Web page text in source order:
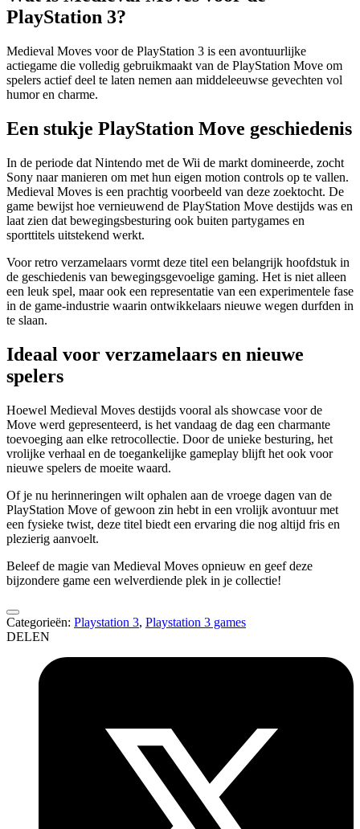
PlayStation 3?
Medieval Moves voor de PlayStation 3 is een avontuurlijke
actiegame die volledig gebruikmaakt van de PlayStation Move om
spelers actief deel te laten nemen aan middeleeuwse gevechten vol
humor en charme.
Een stukje PlayStation Move geschiedenis
In de periode dat Nintendo met de Wii de markt domineerde, zocht
Sony naar manieren om met hun eigen motion controls op te vallen.
Medieval Moves is een prachtig voorbeeld van deze zoektocht. De
game bewijst hoe vernieuwend de PlayStation Move destijds was en
laat zien dat bewegingsbesturing ook buiten partygames en
sporttitels uitstekend werkt.
Voor retro verzamelaars vormt deze titel een belangrijk hoofdstuk in
de geschiedenis van bewegingsgevoelige gaming. Het is niet alleen
een leuk spel, maar ook een representatie van een experimentele fase
in de game-industrie waarin ontwikkelaars nieuwe wegen durfden in
te slaan.
Ideaal voor verzamelaars en nieuwe
spelers
Hoewel Medieval Moves destijds vooral als showcase voor de
Move werd gepresenteerd, is het vandaag de dag een charmante
toevoeging aan elke retrocollectie. Door de unieke besturing, het
vrolijke verhaal en de toegankelijke gameplay blijft het ook voor
nieuwe spelers de moeite waard.
Of je nu herinneringen wilt ophalen aan de vroege dagen van de
PlayStation Move of gewoon zin hebt in een vrolijk avontuur met
een fysieke twist, deze titel biedt een ervaring die nog altijd fris en
plezierig aanvoelt.
Beleef de magie van Medieval Moves opnieuw en geef deze
bijzondere game een welverdiende plek in je collectie!
Categorieën: Playstation 3, Playstation 3 games
DELEN